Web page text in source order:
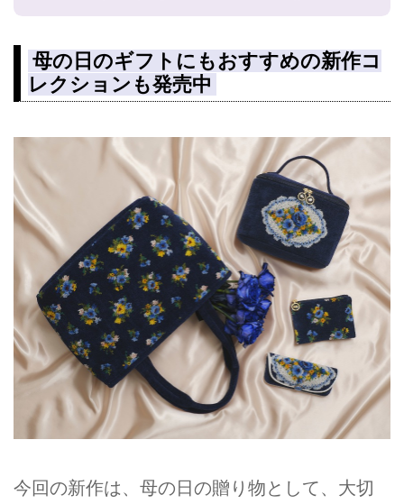
母の日のギフトにもおすすめの新作コ
レクションも発売中
今回の新作は、母の日の贈り物として、大切